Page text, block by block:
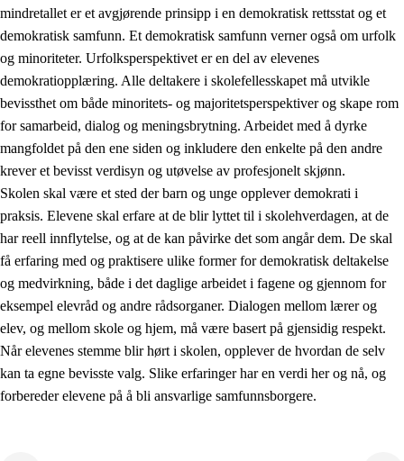
1.5 Respekt for naturen og miljøbevissthet
mindretallet er et avgjørende prinsipp i en demokratisk rettsstat og et
demokratisk samfunn. Et demokratisk samfunn verner også om urfolk
og minoriteter. Urfolksperspektivet er en del av elevenes
demokratiopplæring. Alle deltakere i skolefellesskapet må utvikle
bevissthet om både minoritets- og majoritetsperspektiver og skape rom
for samarbeid, dialog og meningsbrytning. Arbeidet med å dyrke
mangfoldet på den ene siden og inkludere den enkelte på den andre
krever et bevisst verdisyn og utøvelse av profesjonelt skjønn.
Skolen skal være et sted der barn og unge opplever demokrati i
praksis. Elevene skal erfare at de blir lyttet til i skolehverdagen, at de
har reell innflytelse, og at de kan påvirke det som angår dem. De skal
få erfaring med og praktisere ulike former for demokratisk deltakelse
og medvirkning, både i det daglige arbeidet i fagene og gjennom for
eksempel elevråd og andre rådsorganer. Dialogen mellom lærer og
elev, og mellom skole og hjem, må være basert på gjensidig respekt.
Når elevenes stemme blir hørt i skolen, opplever de hvordan de selv
kan ta egne bevisste valg. Slike erfaringer har en verdi her og nå, og
forbereder elevene på å bli ansvarlige samfunnsborgere.